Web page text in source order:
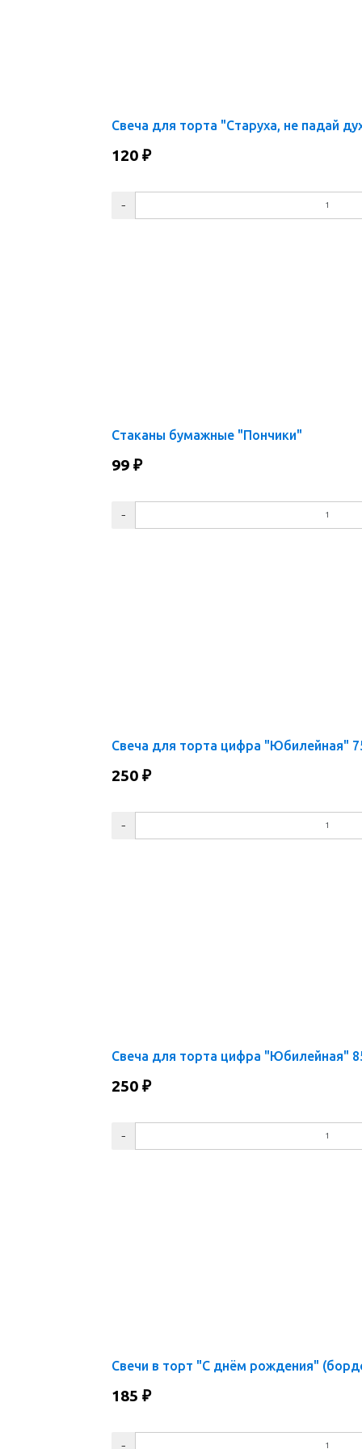
Свеча для торта "Старуха, не падай
120 ₽
Стаканы бумажные "Пончики"
99 ₽
Свеча для торта цифра "Юбилейная"
250 ₽
Свеча для торта цифра "Юбилейная"
250 ₽
Свечи в торт "С днём рождения"
185 ₽